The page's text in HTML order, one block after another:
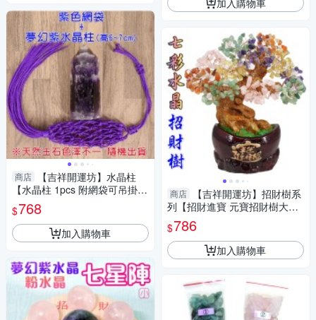
商店
【吉祥開運坊】水晶柱
【水晶柱 1pcs 附網袋可吊掛
多款可供選擇】淨化 擇日
$768
加入購物車
商店
【吉祥開運坊】招財樹系
列【招財進寶 元寶招財樹大型
天然水晶招財樹 】 淨化開光 擇
日
$786
加入購物車